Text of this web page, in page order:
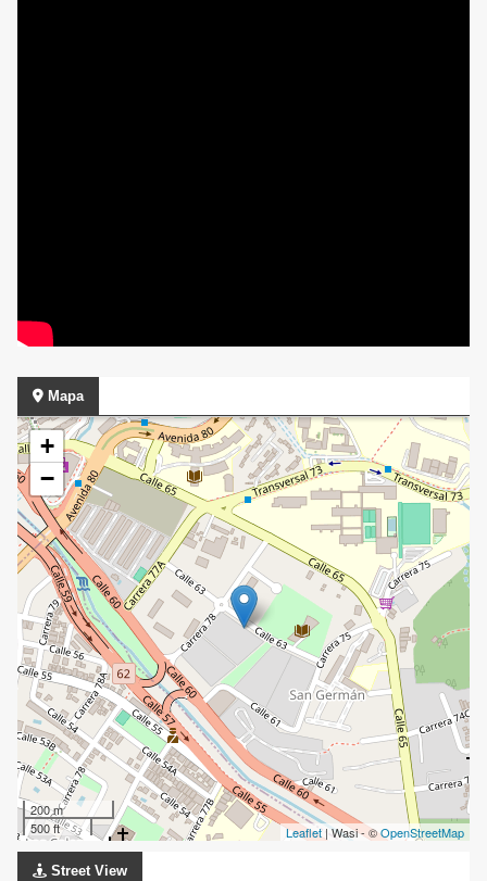
Mapa
+
−
200 m
500 ft
Leaflet | Wasi - ©OpenStreetMap
Street View